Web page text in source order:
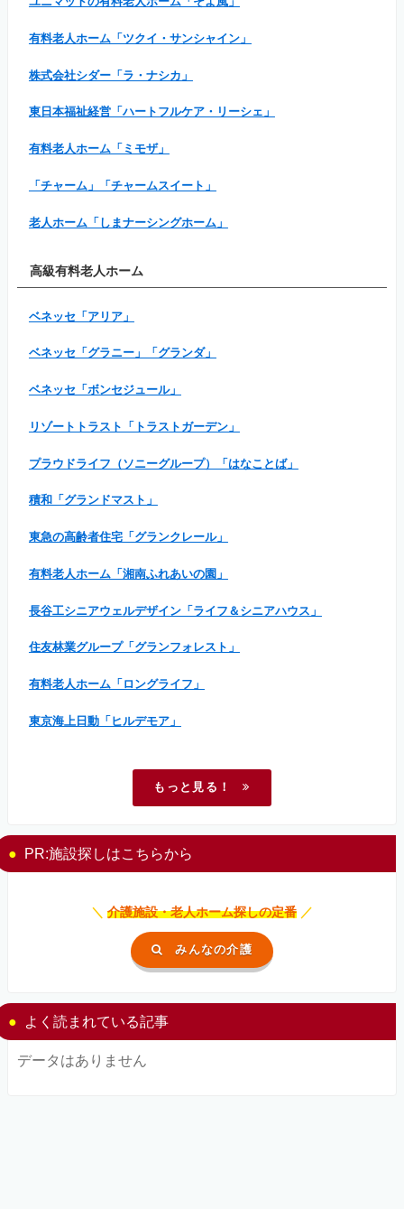
有料老人ホーム「ツクイ・サンシャイン」
株式会社シダー「ラ・ナシカ」
東日本福祉経営「ハートフルケア・リーシェ」
有料老人ホーム「ミモザ」
「チャーム」「チャームスイート」
老人ホーム「しまナーシングホーム」
高級有料老人ホーム
ベネッセ「アリア」
ベネッセ「グラニー」「グランダ」
ベネッセ「ボンセジュール」
リゾートトラスト「トラストガーデン」
プラウドライフ（ソニーグループ）「はなことば」
積和「グランドマスト」
東急の高齢者住宅「グランクレール」
有料老人ホーム「湘南ふれあいの園」
長谷工シニアウェルデザイン「ライフ＆シニアハウス」
住友林業グループ「グランフォレスト」
有料老人ホーム「ロングライフ」
東京海上日動「ヒルデモア」
もっと見る！
PR:施設探しはこちらから
＼ 介護施設・老人ホーム探しの定番 ／
みんなの介護
よく読まれている記事
データはありません